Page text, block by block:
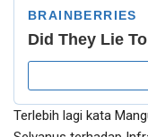
Terlebih lagi kata